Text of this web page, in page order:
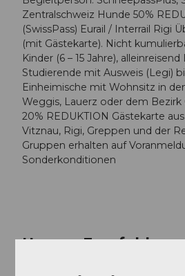
Zentralschweiz Hunde 50%
(SwissPass) Eurail / Interrail Rigi
(mit Gästekarte). Nicht
Kinder (6 – 15 Jahre),
Studierende mit Ausweis (Legi)
Einheimische mit Wohnsitz in
Weggis, Lauerz oder dem Bezirk
20% REDUKTION Gästekarte
Vitznau, Rigi, Greppen und der
Gruppen erhalten auf
Sonderkonditionen
Unsere Empfehlung